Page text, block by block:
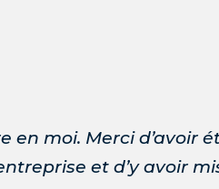
en moi. Merci d’avoir
et d’y avoir